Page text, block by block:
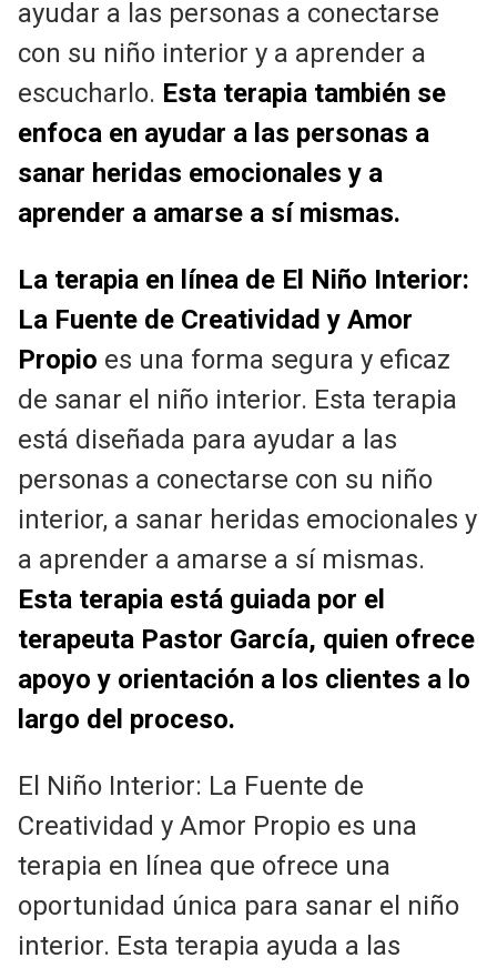
ayudar a las personas a conectarse
con su niño interior y a aprender a
escucharlo. Esta terapia también se
enfoca en ayudar a las personas a
sanar heridas emocionales y a
aprender a amarse a sí mismas.
La terapia en línea de El Niño Interior:
La Fuente de Creatividad y Amor
Propio es una forma segura y eficaz
de sanar el niño interior. Esta terapia
está diseñada para ayudar a las
personas a conectarse con su niño
interior, a sanar heridas emocionales y
a aprender a amarse a sí mismas.
Esta terapia está guiada por el
terapeuta Pastor García, quien ofrece
apoyo y orientación a los clientes a lo
largo del proceso.
El Niño Interior: La Fuente de
Creatividad y Amor Propio es una
terapia en línea que ofrece una
oportunidad única para sanar el niño
interior. Esta terapia ayuda a las